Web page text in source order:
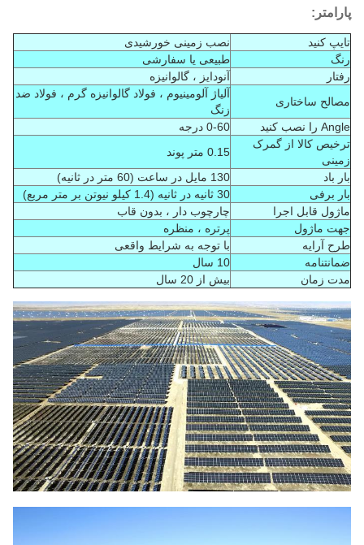
پارامتر:
تایپ کنید
نصب زمینی خورشیدی
رنگ
طبیعی یا سفارشی
رفتار
آنودایز ، گالوانیزه
مصالح ساختاری
آلیاژ آلومینیوم ، فولاد گالوانیزه گرم ، فولاد ضد
زنگ
Angle را نصب کنید
0-60 درجه
ترخیص کالا از گمرک
زمینی
0.15 متر پوند
بار باد
130 مایل در ساعت (60 متر در ثانیه)
بار برفی
30 ثانیه در ثانیه (1.4 کیلو نیوتن بر متر مربع)
ماژول قابل اجرا
چارچوب دار ، بدون قاب
جهت ماژول
پرتره ، منظره
طرح آرایه
با توجه به شرایط واقعی
ضمانتنامه
10 سال
مدت زمان
بیش از 20 سال